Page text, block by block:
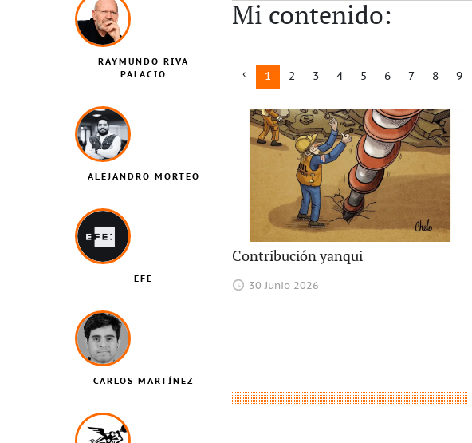
RAYMUNDO RIVA
PALACIO
ALEJANDRO MORTEO
EFE
CARLOS MARTÍNEZ
Mi contenido:
1 2 3 4 5 6 7 8 9
Contribución yanqui
30 Junio 2026